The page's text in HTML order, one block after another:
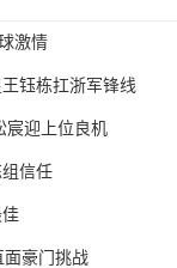
激情
钰栋扛浙军锋线
宸迎上位良机
信任
豪门挑战